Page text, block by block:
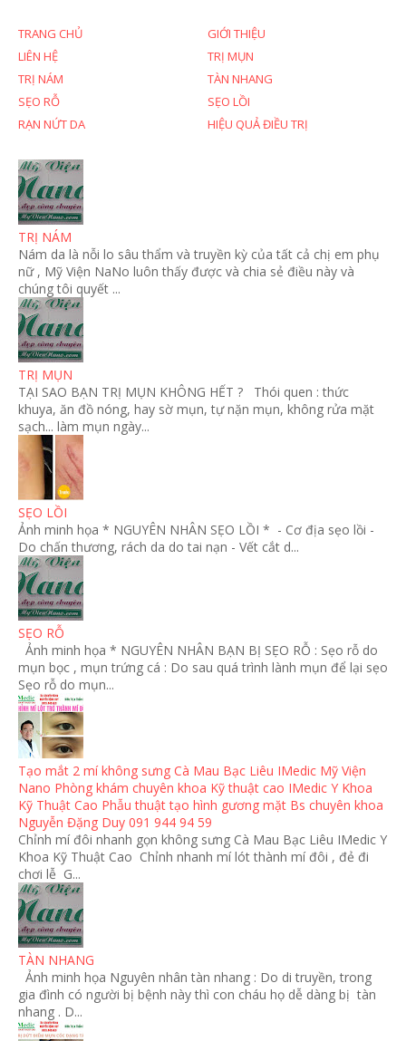
TRANG CHỦ
GIỚI THIỆU
LIÊN HỆ
TRỊ MỤN
TRỊ NÁM
TÀN NHANG
SẸO RỖ
SẸO LỒI
RẠN NỨT DA
HIỆU QUẢ ĐIỀU TRỊ
TRỊ NÁM
Nám da là nỗi lo sâu thẩm và truyền kỳ của tất cả chị em phụ
nữ , Mỹ Viện NaNo luôn thấy được và chia sẻ điều này và
chúng tôi quyết ...
TRỊ MỤN
TẠI SAO BẠN TRỊ MỤN KHÔNG HẾT ? Thói quen : thức
khuya, ăn đồ nóng, hay sờ mụn, tự nặn mụn, không rửa mặt
sạch... làm mụn ngày...
SẸO LỒI
Ảnh minh họa * NGUYÊN NHÂN SẸO LỒI * - Cơ địa sẹo lồi -
Do chấn thương, rách da do tai nạn - Vết cắt d...
SẸO RỖ
Ảnh minh họa * NGUYÊN NHÂN BẠN BỊ SẸO RỖ : Sẹo rỗ do
mụn bọc , mụn trứng cá : Do sau quá trình lành mụn để lại sẹo
Sẹo rỗ do mụn...
Tạo mắt 2 mí không sưng Cà Mau Bạc Liêu IMedic Mỹ Viện
Nano Phòng khám chuyên khoa Kỹ thuật cao IMedic Y Khoa
Kỹ Thuật Cao Phẫu thuật tạo hình gương mặt Bs chuyên khoa
Nguyễn Đặng Duy 091 944 94 59
Chỉnh mí đôi nhanh gọn không sưng Cà Mau Bạc Liêu IMedic Y
Khoa Kỹ Thuật Cao Chỉnh nhanh mí lót thành mí đôi , đẻ đi
chơi lễ G...
TÀN NHANG
Ảnh minh họa Nguyên nhân tàn nhang : Do di truyền, trong
gia đình có người bị bệnh này thì con cháu họ dễ dàng bị tàn
nhang . D...